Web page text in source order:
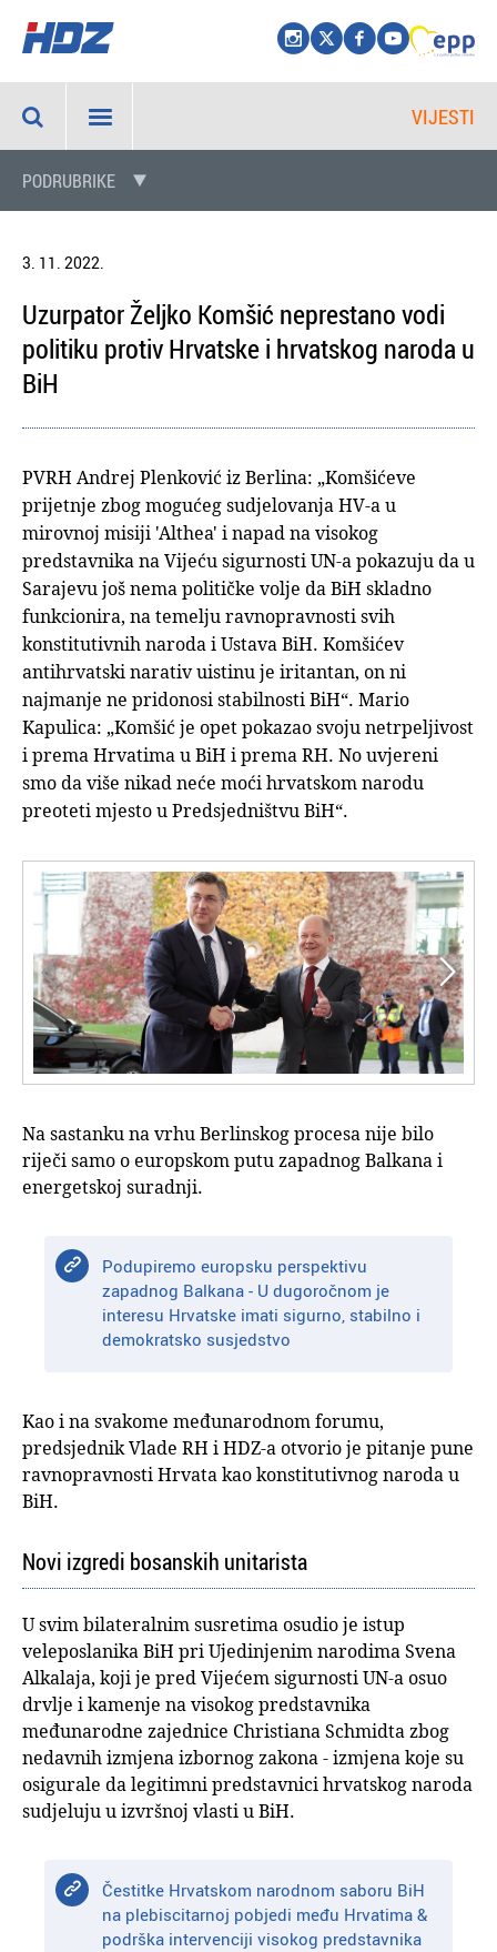
VIJESTI
PODRUBRIKE
3. 11. 2022.
Uzurpator Željko Komšić neprestano vodi
politiku protiv Hrvatske i hrvatskog naroda u
BiH
PVRH Andrej Plenković iz Berlina: „Komšićeve
prijetnje zbog mogućeg sudjelovanja HV-a u
mirovnoj misiji 'Althea' i napad na visokog
predstavnika na Vijeću sigurnosti UN-a pokazuju da u
Sarajevu još nema političke volje da BiH skladno
funkcionira, na temelju ravnopravnosti svih
konstitutivnih naroda i Ustava BiH. Komšićev
antihrvatski narativ uistinu je iritantan, on ni
najmanje ne pridonosi stabilnosti BiH“. Mario
Kapulica: „Komšić je opet pokazao svoju netrpeljivost
i prema Hrvatima u BiH i prema RH. No uvjereni
smo da više nikad neće moći hrvatskom narodu
preoteti mjesto u Predsjedništvu BiH“.


Na sastanku na vrhu Berlinskog procesa nije bilo
riječi samo o europskom putu zapadnog Balkana i
energetskoj suradnji.
Podupiremo europsku perspektivu
zapadnog Balkana - U dugoročnom je
interesu Hrvatske imati sigurno, stabilno i
demokratsko susjedstvo
Kao i na svakome međunarodnom forumu,
predsjednik Vlade RH i HDZ-a otvorio je pitanje pune
ravnopravnosti Hrvata kao konstitutivnog naroda u
BiH.
Novi izgredi bosanskih unitarista
U svim bilateralnim susretima osudio je istup
veleposlanika BiH pri Ujedinjenim narodima Svena
Alkalaja, koji je pred Vijećem sigurnosti UN-a osuo
drvlje i kamenje na visokog predstavnika
međunarodne zajednice Christiana Schmidta zbog
nedavnih izmjena izbornog zakona - izmjena koje su
osigurale da legitimni predstavnici hrvatskog naroda
sudjeluju u izvršnoj vlasti u BiH.
Čestitke Hrvatskom narodnom saboru BiH
na plebiscitarnoj pobjedi među Hrvatima &
podrška intervenciji visokog predstavnika